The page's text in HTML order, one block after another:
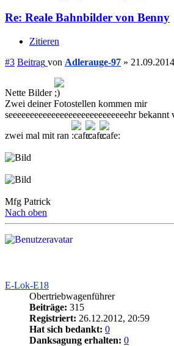
Re: Reale Bahnbilder von Benny
Zitieren
#3 Beitrag von Adlerauge-97 »
Nette Bilder
Zwei deiner Fotostellen kommen mir
seeeeeeeeeeeeeeeeeeeeeeeeeeeehr
zwei mal mit ran
Mfg Patrick
Nach oben
E-Lok-E18
Obertriebwagenführer
Beiträge: 315
Registriert: 26.12.2012, 20:59
Hat sich bedankt: 0
Danksagung erhalten: 0